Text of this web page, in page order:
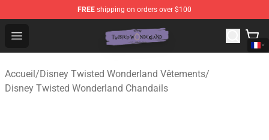
FREE shipping on orders over $100
Open menu
Twisted Wonderland Store - Official Twisted
Accueil/Disney Twisted Wonderland Vêtements/
Disney Twisted Wonderland Chandails